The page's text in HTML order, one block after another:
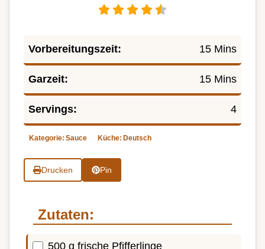
Vorbereitungszeit: 15 Mins
Garzeit: 15 Mins
Servings: 4
Kategorie: Sauce Küche: Deutsch
Drucken Pin
Zutaten:
500 g frische Pfifferlinge